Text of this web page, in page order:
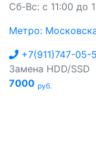
Сб-Вс: с 11:00 до
Метро:
+7(911)747-05-
Замена HDD/SSD
7000 руб.